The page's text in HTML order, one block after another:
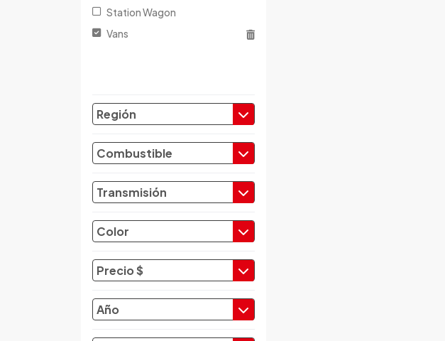
Citroen
Cupra
Dacia
Daewoo
Daf
Daihatsu
Datsun
Dayun
Derbi
Dfsk
Dmc
Dodge
Station Wagon
Vans
Región
Combustible
Transmisión
Color
Precio $
Año